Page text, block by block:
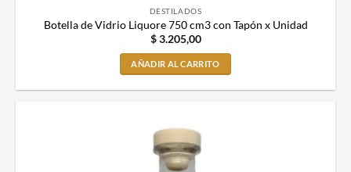
DESTILADOS
Botella de Vidrio Liquore 750 cm3 con Tapón x Unidad
$3.205,00
AÑADIR AL CARRITO